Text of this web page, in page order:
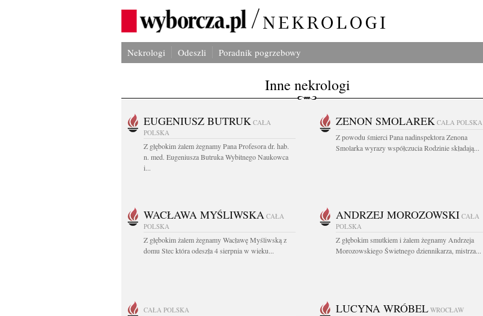
Nekrologi Odeszli Poradnik pogrzebowy
Inne nekrologi
EUGENIUSZ BUTRUK CAŁA
POLSKA
Z głębokim żalem żegnamy Pana Profesora dr. hab.
n. med. Eugeniusza Butruka Wybitnego Naukowca
i...
ZENON SMOLAREK CAŁA POLSKA
Z powodu śmierci Pana nadinspektora Zenona
Smolarka wyrazy współczucia Rodzinie składają...
WACŁAWA MYŚLIWSKA CAŁA
POLSKA
Z głębokim żalem żegnamy Wacławę Myśliwską z
domu Stec która odeszła 4 sierpnia w wieku...
ANDRZEJ MOROZOWSKI CAŁA
POLSKA
Z głębokim smutkiem i żalem żegnamy Andrzeja
Morozowskiego Świetnego dziennikarza, mistrza...
CAŁA POLSKA LUCYNA WRÓBEL WROCŁAW